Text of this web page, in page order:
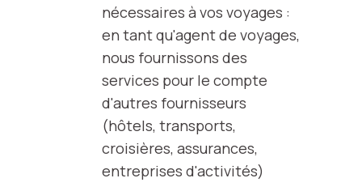
nécessaires à vos voyages :
en tant qu'agent de voyages,
nous fournissons des
services pour le compte
d'autres fournisseurs
(hôtels, transports,
croisières, assurances,
entreprises d'activités)